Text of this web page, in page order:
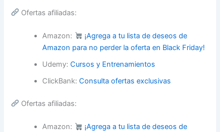
Ofertas afiliadas:
Amazon:
¡Agrega a tu lista de deseos de
Amazon para no perder la oferta en Black Friday!
Udemy:Cursos y Entrenamientos
ClickBank:Consulta ofertas exclusivas
Ofertas afiliadas:
Amazon:
¡Agrega a tu lista de deseos de